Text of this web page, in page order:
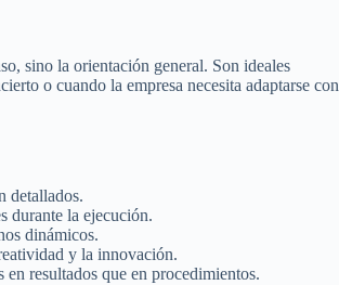
sino la orientación general. Son ideales
o cuando la empresa necesita adaptarse con
detallados.
durante la ejecución.
dinámicos.
y la innovación.
en resultados que en procedimientos.